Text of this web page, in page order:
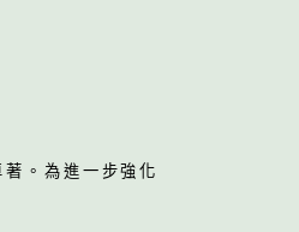
。為進一步強化